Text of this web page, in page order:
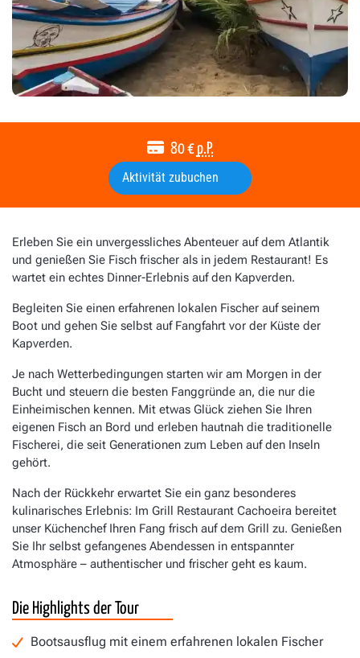
80€ p.P.
Aktivität zubuchen
Erleben Sie ein unvergessliches Abenteuer auf dem Atlantik
und genießen Sie Fisch frischer als in jedem Restaurant! Es
wartet ein echtes Dinner-Erlebnis auf den Kapverden.
Begleiten Sie einen erfahrenen lokalen Fischer auf seinem
Boot und gehen Sie selbst auf Fangfahrt vor der Küste der
Kapverden.
Je nach Wetterbedingungen starten wir am Morgen in der
Bucht und steuern die besten Fanggründe an, die nur die
Einheimischen kennen. Mit etwas Glück ziehen Sie Ihren
eigenen Fisch an Bord und erleben hautnah die traditionelle
Fischerei, die seit Generationen zum Leben auf den Inseln
gehört.
Nach der Rückkehr erwartet Sie ein ganz besonderes
kulinarisches Erlebnis: Im Grill Restaurant Cachoeira bereitet
unser Küchenchef Ihren Fang frisch auf dem Grill zu. Genießen
Sie Ihr selbst gefangenes Abendessen in entspannter
Atmosphäre – authentischer und frischer geht es kaum.
Die Highlights der Tour
Bootsausflug mit einem erfahrenen lokalen Fischer